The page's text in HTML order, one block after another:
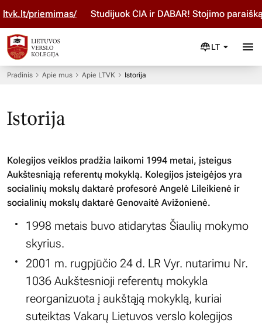
priemimas/ Studijuok ČIA ir DABAR! Stojimo paraišką
LT
Pradinis Apie mus Apie LTVK Istorija
Istorija
Kolegijos veiklos pradžia laikomi 1994 metai, įsteigus
Aukštesniąją referentų mokyklą. Kolegijos įsteigėjos yra
socialinių mokslų daktarė profesorė Angelė Lileikienė ir
socialinių mokslų daktarė Genovaitė Avižonienė.
1998 metais buvo atidarytas Šiaulių mokymo
skyrius.
2001 m. rugpjūčio 24 d. LR Vyr. nutarimu Nr.
1036 Aukštesnioji referentų mokykla
reorganizuota į aukštąją mokyklą, kuriai
suteiktas Vakarų Lietuvos verslo kolegijos